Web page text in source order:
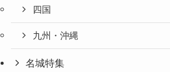
四国
九州・沖縄
名城特集